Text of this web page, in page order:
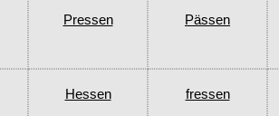
Pressen Pässen
Hessen fressen